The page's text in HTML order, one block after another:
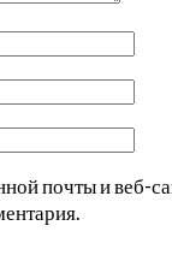
почты и веб-